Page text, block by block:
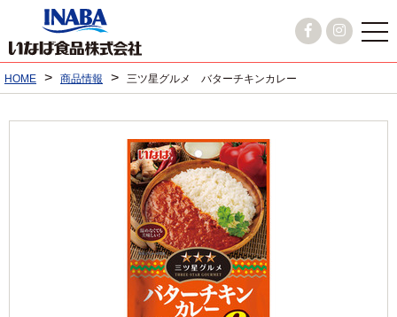
HOME > 商品情報 > 三ツ星グルメ バターチキンカレー